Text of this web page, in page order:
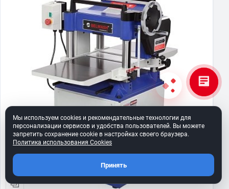
Мы используем cookies и рекомендательные технологии для
персонализации сервисов и удобства пользователей. Вы можете
запретить сохранение cookie в настройках своего браузера.
Политика использования Cookies
Принять